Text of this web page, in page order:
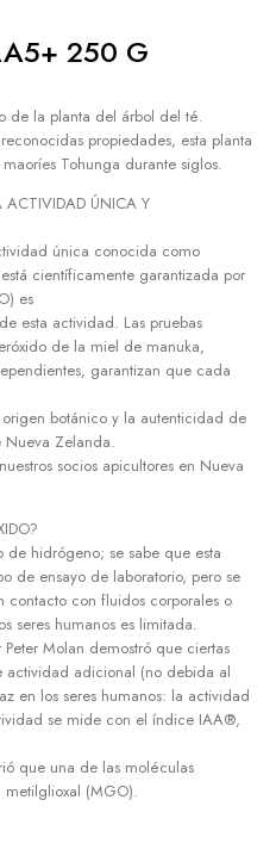
250 G
de la planta del árbol del té.
propiedades, esta planta
Tohunga durante siglos.
ÚNICA Y
única conocida como
científicamente garantizada por
es
esta actividad. Las pruebas
de la miel de manuka,
garantizan que cada
botánico y la autenticidad de
Nueva Zelanda.
socios apicultores en Nueva
de hidrógeno; se sabe que esta
de ensayo de laboratorio, pero se
contacto con fluidos corporales o
seres humanos es limitada.
Molan demostró que ciertas
actividad adicional (no debida al
en los seres humanos: la actividad
se mide con el índice IAA®,
que una de las moléculas
metilglioxal (MGO).